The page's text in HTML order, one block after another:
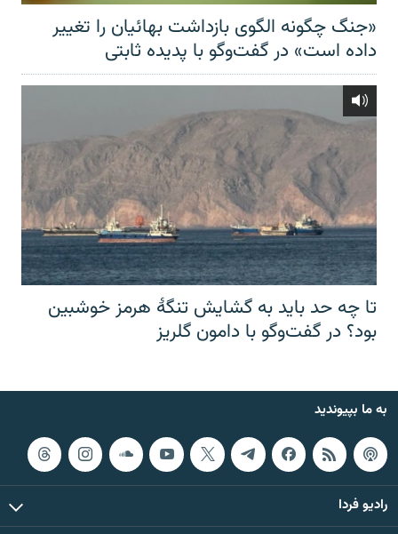
«جنگ چگونه الگوی بازداشت بهائیان را تغییر
داده است» در گفت‌وگو با پدیده ثابتی
تا چه حد باید به گشایش تنگهٔ هرمز خوشبین
بود؟ در گفت‌وگو با دامون گلریز
به ما بپیوندید
رادیو فردا